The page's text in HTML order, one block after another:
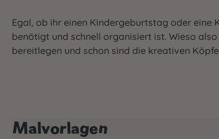
Egal, ob ihr einen Kindergeburtstag oder eine
benötigt und schnell organisiert ist. Wieso
bereitlegen und schon sind die kreativen
Malvorlagen